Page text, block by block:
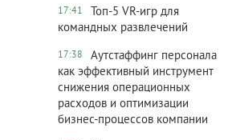
17:41
Топ‑5 VR‑игр для
командных развлечений
17:38
Аутстаффинг персонала
как эффективный инструмент
снижения операционных
расходов и оптимизации
бизнес-процессов компании